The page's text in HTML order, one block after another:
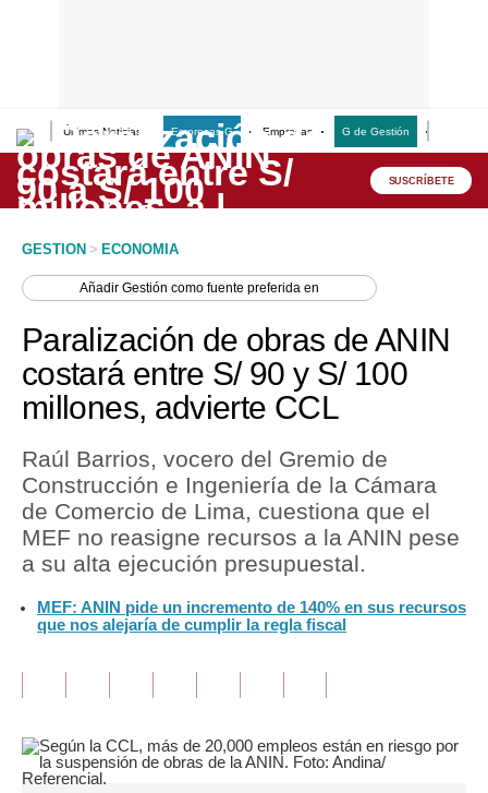
Últimas Noticias Empresas G Empresas G de Gestión
Lo último
Peru Quiosco
Economía
Mercados
Política
Tu Dinero
Finanzas Personales
Inmobiliarias
Opinión
Editorial
SUSCRÍBETE
GESTION > ECONOMIA
AñadirGestión como fuente preferida en
Paralización de obras de ANIN
costará entre S/ 90 y S/ 100
millones, advierte CCL
Raúl Barrios, vocero del Gremio de
Construcción e Ingeniería de la Cámara
de Comercio de Lima, cuestiona que el
MEF no reasigne recursos a la ANIN pese
a su alta ejecución presupuestal.
MEF: ANIN pide un incremento de 140% en sus recursos
que nos alejaría de cumplir la regla fiscal